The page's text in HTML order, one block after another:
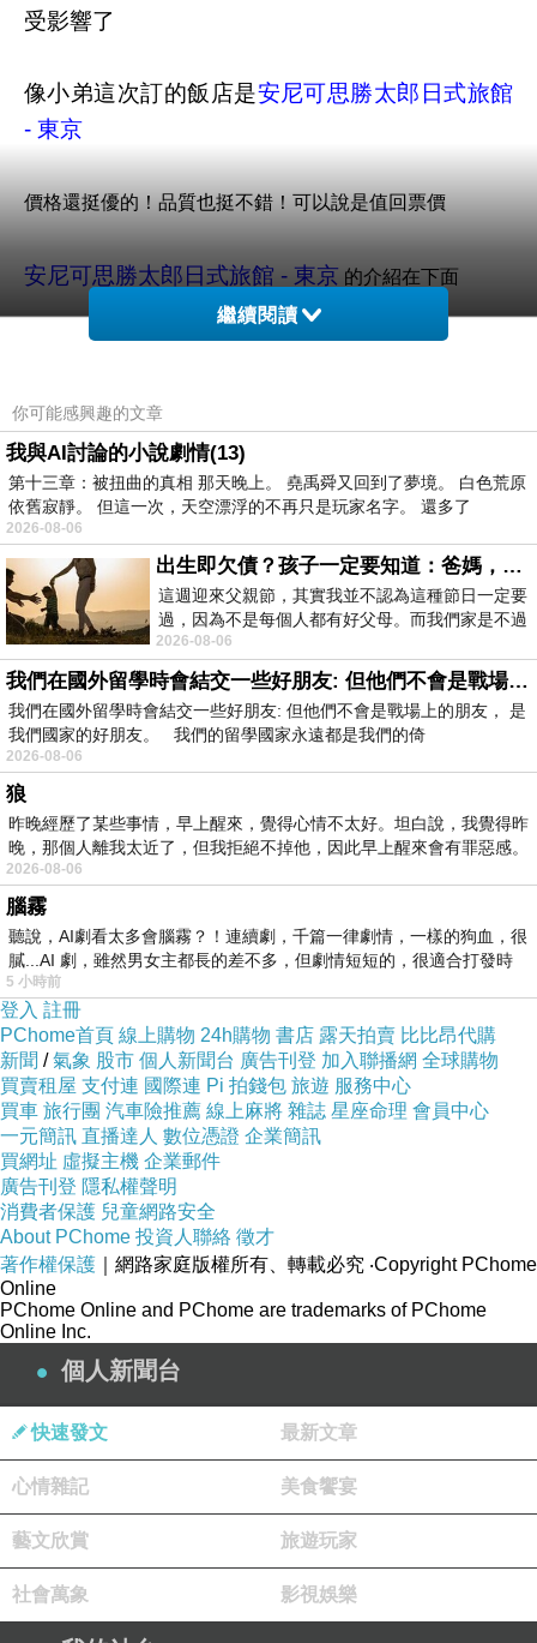
受影響了
像小弟這次訂的飯店是安尼可思勝太郎日式旅館
- 東京
價格還挺優的！品質也挺不錯！可以說是值回票價
安尼可思勝太郎日式旅館 - 東京 的介紹在下面
訂房網推薦如果有興趣到這附近玩的，不妨可以
PS.若您家裡有0~4歲的小朋友，
費《迪士尼美語世界試用包》
限量特優價格按鈕
繼續閱讀
你可能感興趣的文章
我與AI討論的小說劇情(13)
第十三章：被扭曲的真相 那天晚上。 堯禹舜又回到了夢境。 白色荒原
依舊寂靜。 但這一次，天空漂浮的不再只是玩家名字。 還多了
2026-08-06
出生即欠債？孩子一定要知道：爸媽，其實我不欠你們
這週迎來父親節，其實我並不認為這種節日一定要
過，因為不是每個人都有好父母。而我們家是不過
節的，平時也沒什麼儀式感，生活趨近冷
2026-08-06
我們在國外留學時會結交一些好朋友: 但他們不會是戰場上的朋友
我們在國外留學時會結交一些好朋友: 但他們不會是戰場上的朋友， 是
我們國家的好朋友。 我們的留學國家永遠都是我們的倚
2026-08-06
狼
昨晚經歷了某些事情，早上醒來，覺得心情不太好。坦白說，我覺得昨
晚，那個人離我太近了，但我拒絕不掉他，因此早上醒來會有罪惡感。
2026-08-06
腦霧
聽說，AI劇看太多會腦霧？！連續劇，千篇一律劇情，一樣的狗血，很
膩...AI 劇，雖然男女主都長的差不多，但劇情短短的，很適合打發時
5 小時前
登入 註冊
PChome首頁 線上購物 24h購物 書店 露天拍賣 比比昂代購
新聞 /氣象 股市 個人新聞台 廣告刊登 加入聯播網 全球購物
買賣租屋 支付連 國際連 Pi 拍錢包 旅遊 服務中心
買車 旅行團 汽車險推薦 線上麻將 雜誌 星座命理 會員中心
一元簡訊 直播達人 數位憑證 企業簡訊
買網址 虛擬主機 企業郵件
廣告刊登 隱私權聲明
消費者保護 兒童網路安全
About PChome 投資人聯絡 徵才
著作權保護 ｜網路家庭版權所有、轉載必究 ‧Copyright PChome
Online
PChome Online and PChome are trademarks of PChome
Online Inc.
個人新聞台
快速發文 最新文章
心情雜記 美食饗宴
藝文欣賞 旅遊玩家
社會萬象 影視娛樂